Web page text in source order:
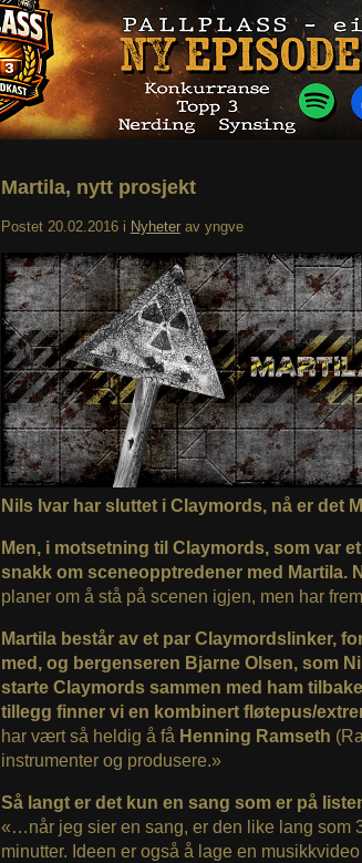
Martila, nytt prosjekt
Postet 20.02.2016 i Nyheter av yngve
Nils Ivar har sluttet i Claymords, nå er det
Men, i motsetning til Claymords, som var
snakk om sceneopptredener med Martila.
planer om å stå på scenen igjen, men har
Martila består av et par Claymordslinker,
med, og bergenseren Bjarne Olsen, som
starte Claymords sammen med ham
tillegg finner vi en kombinert fløtepus/
har vært så heldig å få Henning Ramseth
instrumenter og produsere.»
Så langt er det kun en sang som er på
«…når jeg sier en sang, er den like lang som
minutter. Ideen er også å lage en